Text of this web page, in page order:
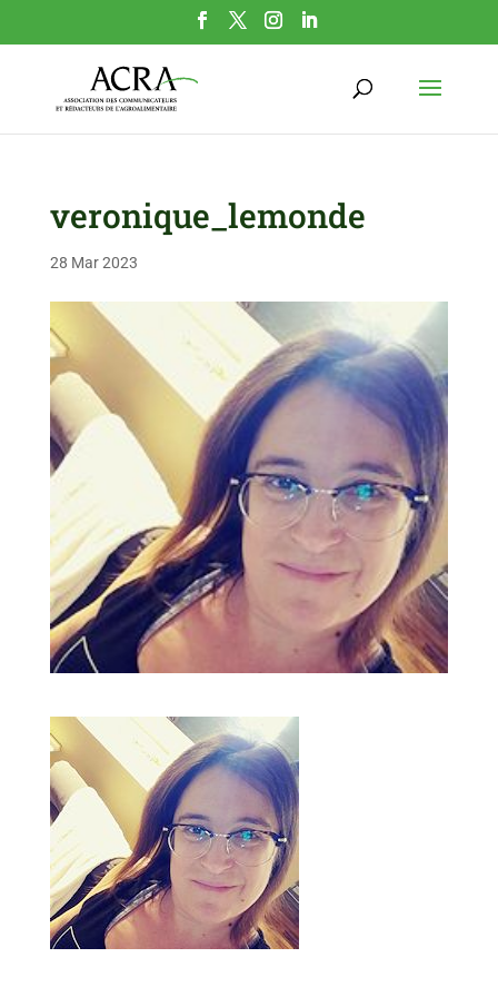
veronique_lemonde
28 Mar 2023